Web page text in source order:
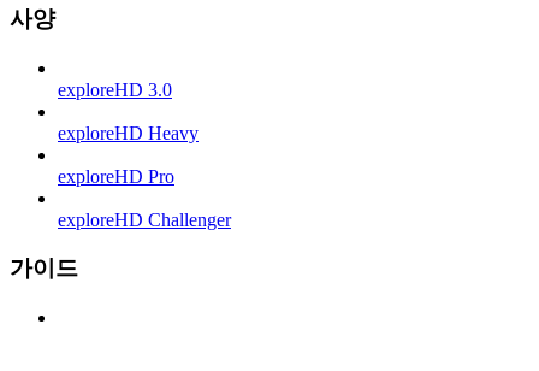
사양
exploreHD 3.0
exploreHD Heavy
exploreHD Pro
exploreHD Challenger
가이드